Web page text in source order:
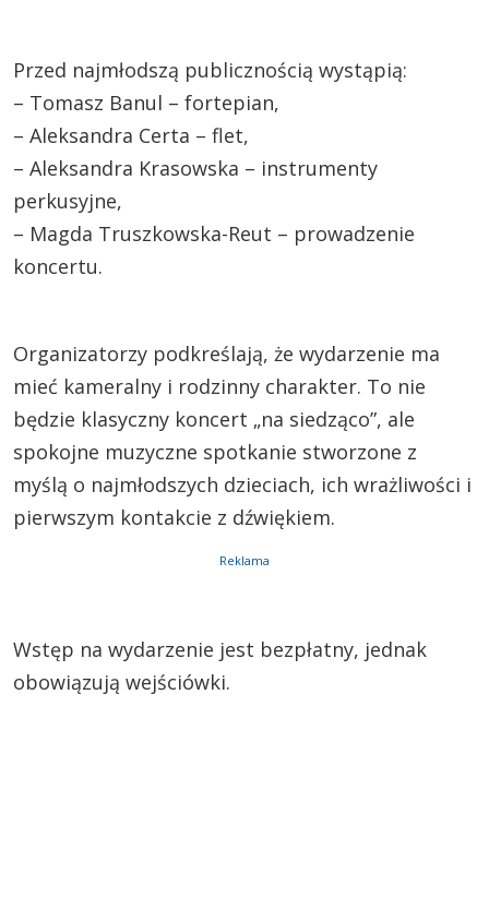
Przed najmłodszą publicznością wystąpią:
– Tomasz Banul – fortepian,
– Aleksandra Certa – flet,
– Aleksandra Krasowska – instrumenty
perkusyjne,
– Magda Truszkowska-Reut – prowadzenie
koncertu.
Organizatorzy podkreślają, że wydarzenie ma
mieć kameralny i rodzinny charakter. To nie
będzie klasyczny koncert „na siedząco”, ale
spokojne muzyczne spotkanie stworzone z
myślą o najmłodszych dzieciach, ich wrażliwości i
pierwszym kontakcie z dźwiękiem.
Reklama
Wstęp na wydarzenie jest bezpłatny, jednak
obowiązują wejściówki.